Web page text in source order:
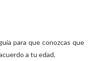
para que conozcas que
a tu edad.